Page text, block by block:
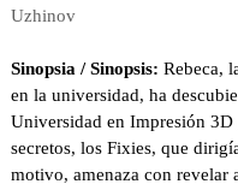
Uzhinov
Sinopsia / Sinopsis: Rebeca,
en la universidad, ha
Universidad en Impresión 3D
secretos, los Fixies, que
motivo, amenaza con revelar